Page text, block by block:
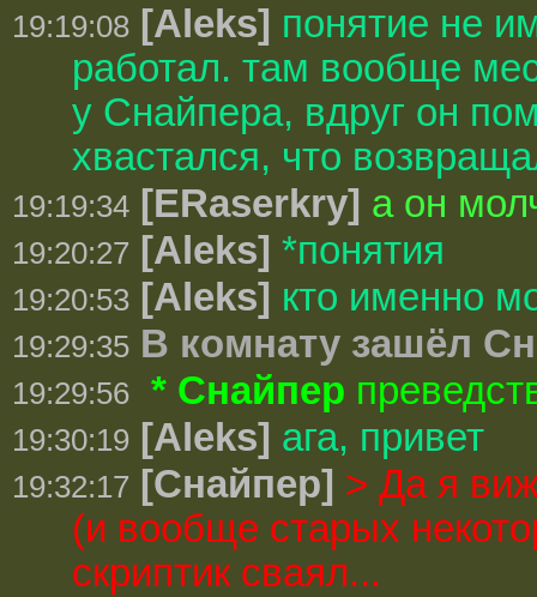
19:19:08 [Aleks] понятие не
работал. там вообще
у Снайпера, вдруг он
хвастался, что
19:19:34 [ERaserkry] а он
19:20:27 [Aleks] *понятия
19:20:53 [Aleks] кто именно
19:29:35 В комнату зашёл
19:29:56 * Снайпер
19:30:19 [Aleks] ага, привет
19:32:17 [Снайпер] > Да я
(и вообще старых
скриптик сваял...